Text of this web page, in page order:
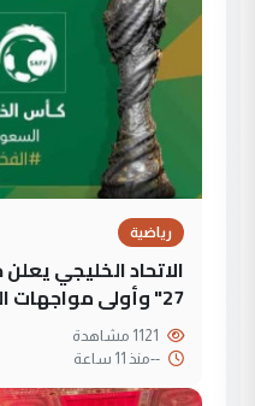
رياضية
الاتحاد الخليجي
27" وأولى مواجهات العراق
--منذ 11 ساعة